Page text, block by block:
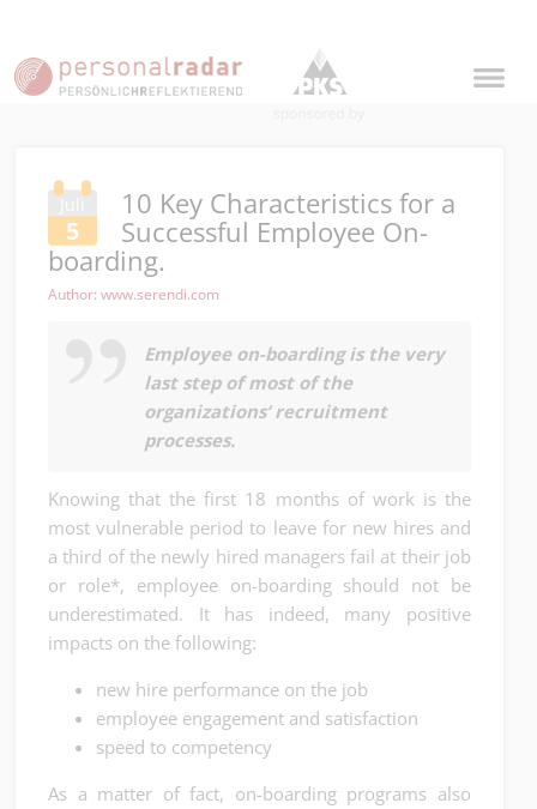
5
10 Key Characteristics for a
Successful Employee On-
boarding.
Author: www.serendi.com
Employee on-boarding is the very
last step of most of the
organizations’ recruitment
processes.
Knowing that the first 18 months of work is the
most vulnerable period to leave for new hires and
a third of the newly hired managers fail at their job
or role*, employee on-boarding should not be
underestimated. It has indeed, many positive
impacts on the following:
new hire performance on the job
employee engagement and satisfaction
speed to competency
As a matter of fact, on-boarding programs also